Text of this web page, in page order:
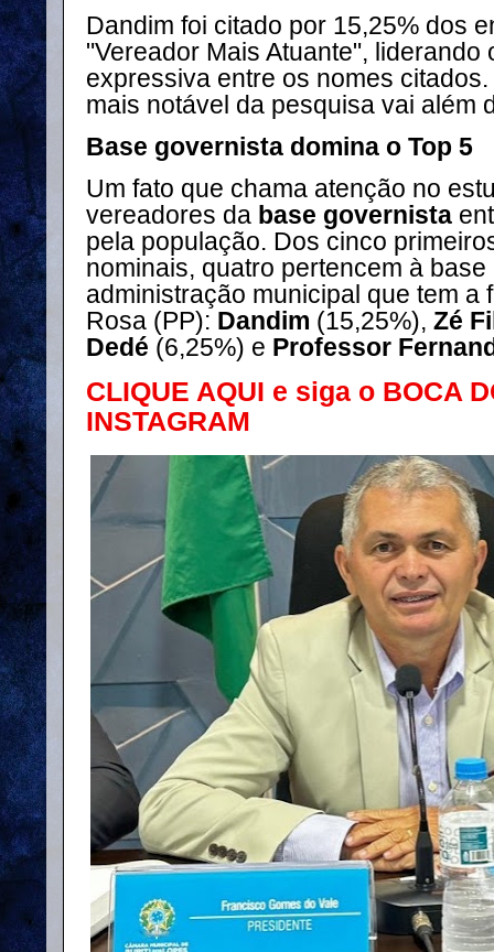
Dandim foi citado por 15,25% dos
"Vereador Mais Atuante", liderando
expressiva entre os nomes
mais notável da pesquisa vai além
Base governista domina o Top 5
Um fato que chama atenção no
vereadores da base governista
pela população. Dos cinco
nominais, quatro pertencem à
administração municipal que tem a
Rosa (PP): Dandim (15,25%), Zé
Dedé (6,25%) e Professor
CLIQUE AQUI e siga o BOCA
INSTAGRAM